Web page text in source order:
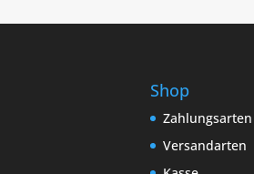
Shop
Zahlungsarten
Versandarten